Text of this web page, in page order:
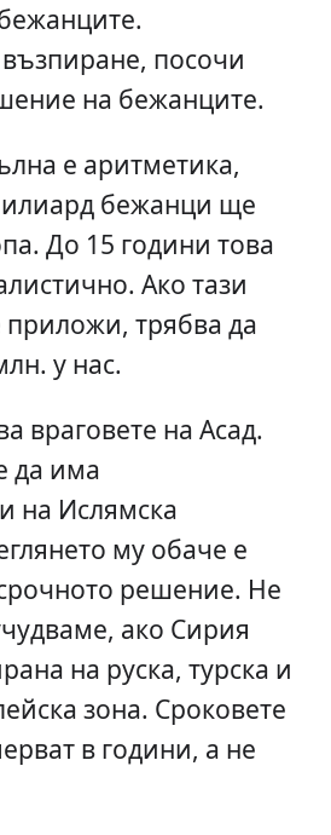
посочи
на бежанците.
е аритметика,
бежанци ще
До 15 години това
Ако тази
трябва да
у нас.
враговете на Асад.
да има
на Ислямска
му обаче е
решение. Не
ако Сирия
на руска, турска и
зона. Сроковете
в години, а не